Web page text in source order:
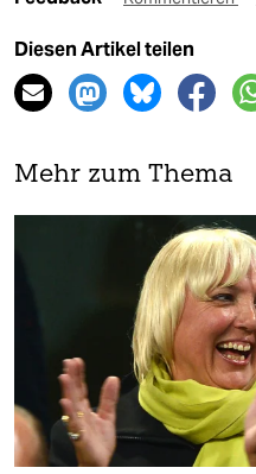
Diesen Artikel teilen
Mehr zum Thema